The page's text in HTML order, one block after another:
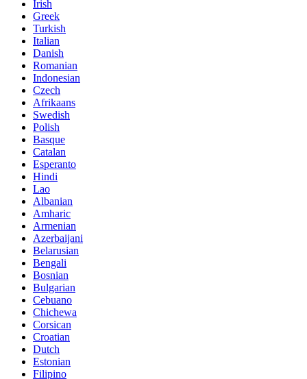
Irish
Greek
Turkish
Italian
Danish
Romanian
Indonesian
Czech
Afrikaans
Swedish
Polish
Basque
Catalan
Esperanto
Hindi
Lao
Albanian
Amharic
Armenian
Azerbaijani
Belarusian
Bengali
Bosnian
Bulgarian
Cebuano
Chichewa
Corsican
Croatian
Dutch
Estonian
Filipino